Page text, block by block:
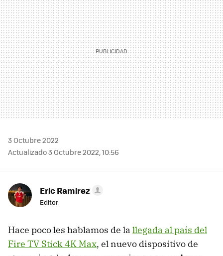
3 Octubre 2022
Actualizado 3 Octubre 2022, 10:56
Eric Ramirez
Editor
Hace poco les hablamos de la llegada al país del
Fire TV Stick 4K Max, el nuevo dispositivo de